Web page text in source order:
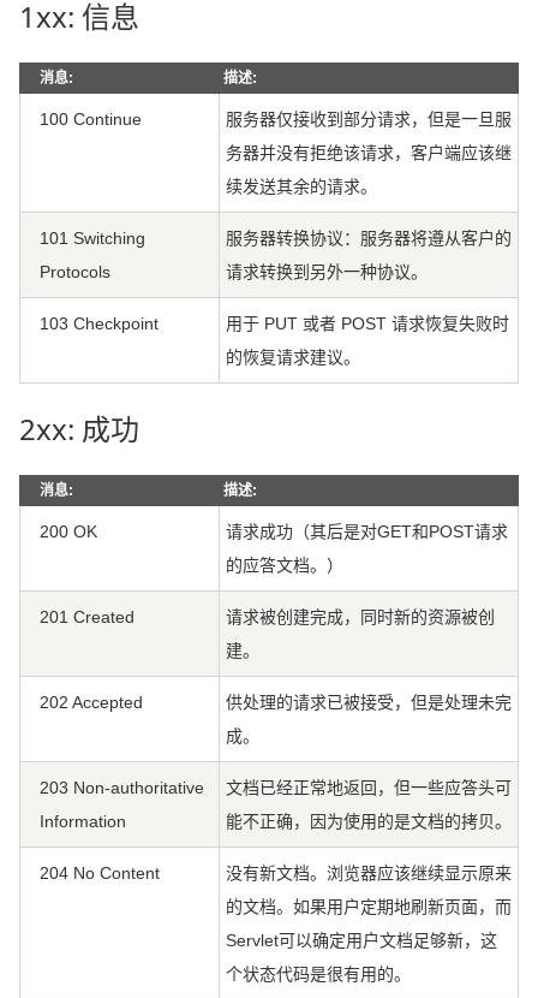
1xx: 信息
消息: 描述:
100 Continue
服务器仅接收到部分请求，但是一旦服
务器并没有拒绝该请求，客户端应该继
续发送其余的请求。
101 Switching
Protocols
服务器转换协议：服务器将遵从客户的
请求转换到另外一种协议。
103 Checkpoint
用于 PUT 或者 POST 请求恢复失败时
的恢复请求建议。
2xx: 成功
消息: 描述:
200 OK
请求成功（其后是对GET和POST请求
的应答文档。）
201 Created
请求被创建完成，同时新的资源被创
建。
202 Accepted
供处理的请求已被接受，但是处理未完
成。
203 Non-authoritative
Information
文档已经正常地返回，但一些应答头可
能不正确，因为使用的是文档的拷贝。
204 No Content
没有新文档。浏览器应该继续显示原来
的文档。如果用户定期地刷新页面，而
Servlet可以确定用户文档足够新，这
个状态代码是很有用的。